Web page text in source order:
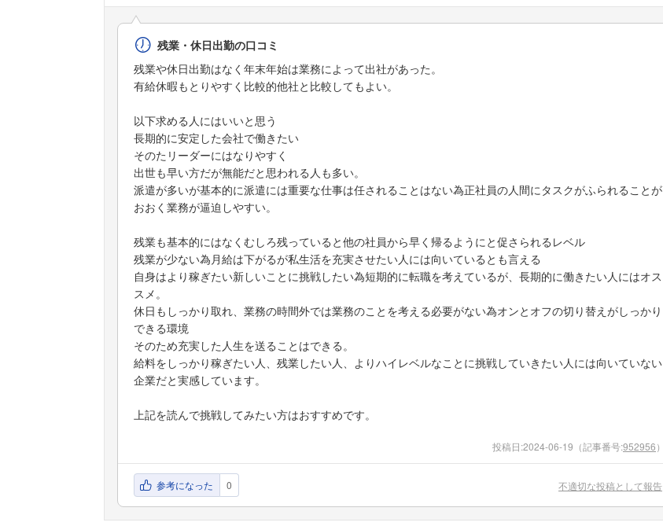
残業・休日出勤の口コミ
残業や休日出勤はなく年末年始は業務によって出社があった。
有給休暇もとりやすく比較的他社と比較してもよい。
以下求める人にはいいと思う
長期的に安定した会社で働きたい
そのたリーダーにはなりやすく
出世も早い方だが無能だと思われる人も多い。
派遣が多いが基本的に派遣には重要な仕事は任されることはない為正社員の人間にタスクがふられることが
おおく業務が逼迫しやすい。
残業も基本的にはなくむしろ残っていると他の社員から早く帰るようにと促さられるレベル
残業が少ない為月給は下がるが私生活を充実させたい人には向いているとも言える
自身はより稼ぎたい新しいことに挑戦したい為短期的に転職を考えているが、長期的に働きたい人にはオス
スメ。
休日もしっかり取れ、業務の時間外では業務のことを考える必要がない為オンとオフの切り替えがしっかり
できる環境
そのため充実した人生を送ることはできる。
給料をしっかり稼ぎたい人、残業したい人、よりハイレベルなことに挑戦していきたい人には向いていない
企業だと実感しています。
上記を読んで挑戦してみたい方はおすすめです。
投稿日:2024-06-19 （記事番号:952956）
参考になった 0 不適切な投稿として報告